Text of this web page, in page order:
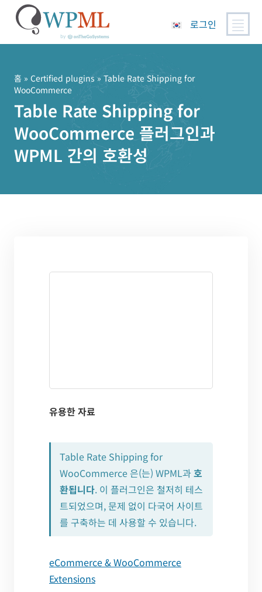
로그인
홈 » Certified plugins » Table Rate Shipping for
WooCommerce
Table Rate Shipping for
WooCommerce 플러그인과
WPML 간의 호환성
유용한 자료
Table Rate Shipping for
WooCommerce 은(는) WPML과호
환됩니다. 이 플러그인은 철저히 테스
트되었으며, 문제 없이 다국어 사이트
를 구축하는 데 사용할 수 있습니다.
eCommerce & WooCommerce
Extensions